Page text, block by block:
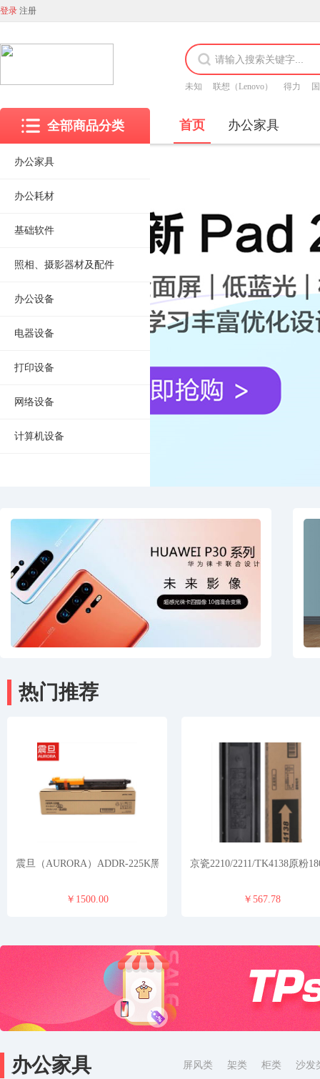
登录 注册
未知 联想（Lenovo） 得力
全部商品分类
办公家具
办公耗材
基础软件
照相、摄影器材及配件
办公设备
电器设备
打印设备
网络设备
计算机设备
首页 办公家具
热门推荐
震旦（AURORA）ADDR-225K黑色鼓组件
￥1500.00
京瓷2210/2211/TK4138原粉
￥567.78
办公家具 屏风类 架类 柜类 沙发